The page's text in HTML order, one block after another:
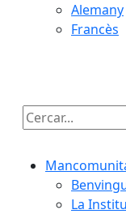
Alemany
Francès
Cercar:
La